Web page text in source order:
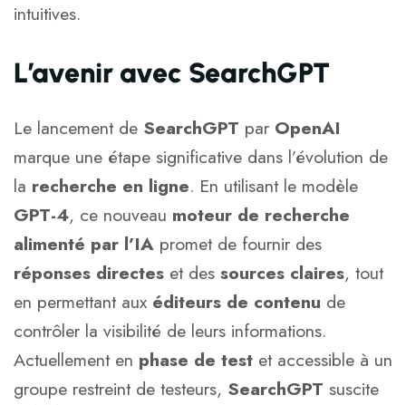
intuitives.
L’avenir avec SearchGPT
Le lancement de SearchGPT par OpenAI
marque une étape significative dans l’évolution de
la recherche en ligne. En utilisant le modèle
GPT-4, ce nouveau moteur de recherche
alimenté par l’IA promet de fournir des
réponses directes et des sources claires, tout
en permettant aux éditeurs de contenu de
contrôler la visibilité de leurs informations.
Actuellement en phase de test et accessible à un
groupe restreint de testeurs, SearchGPT suscite